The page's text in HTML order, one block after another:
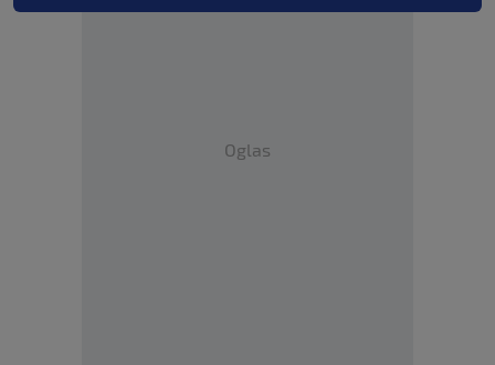
Oglas